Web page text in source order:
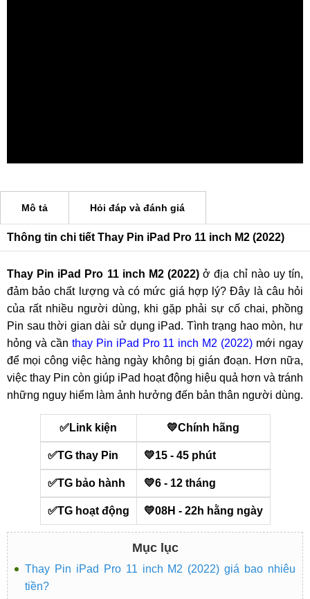
Mô tả Hỏi đáp và đánh giá
Thông tin chi tiết Thay Pin iPad Pro 11 inch M2 (2022)
Thay Pin iPad Pro 11 inch M2 (2022) ở địa chỉ nào uy tín,
đảm bảo chất lượng và có mức giá hợp lý? Đây là câu hỏi
của rất nhiều người dùng, khi gặp phải sự cố chai, phồng
Pin sau thời gian dài sử dụng iPad. Tình trạng hao mòn, hư
hỏng và cần thay Pin iPad Pro 11 inch M2 (2022) mới ngay
để mọi công việc hàng ngày không bị gián đoạn. Hơn nữa,
việc thay Pin còn giúp iPad hoạt động hiệu quả hơn và tránh
những nguy hiểm làm ảnh hưởng đến bản thân người dùng.
✅Link kiện 💛Chính hãng
✅TG thay Pin 💛15 - 45 phút
✅TG bảo hành 💛6 - 12 tháng
✅TG hoạt động 💛08H - 22h hằng ngày
Mục lục
Thay Pin iPad Pro 11 inch M2 (2022) giá bao nhiêu
tiền?